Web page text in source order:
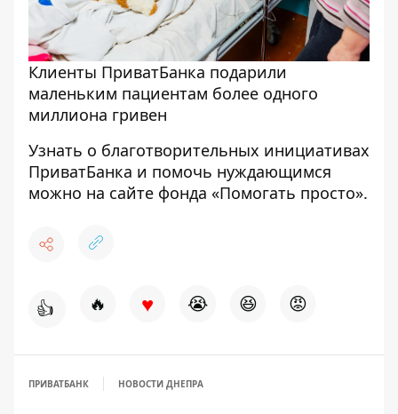
Клиенты ПриватБанка подарили
маленьким пациентам более одного
миллиона гривен
Узнать о благотворительных инициативах
ПриватБанка и помочь нуждающимся
можно на сайте фонда «Помогать просто».
👍 🔥 ♥ 😭 😆 😡
ПРИВАТБАНК НОВОСТИ ДНЕПРА